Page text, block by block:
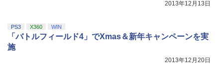
2013年12月13日
PS3 X360 WIN
「バトルフィールド4」でXmas＆新年キャンペーンを実
施
2013年12月20日